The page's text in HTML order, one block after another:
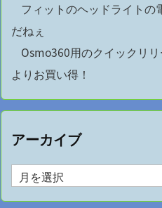
フィットのヘッドライトの
だねぇ
Osmo360用のクイックリ
よりお買い得！
アーカイブ
ー